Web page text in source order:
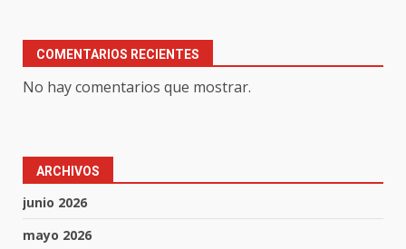
COMENTARIOS RECIENTES
No hay comentarios que mostrar.
ARCHIVOS
junio 2026
mayo 2026